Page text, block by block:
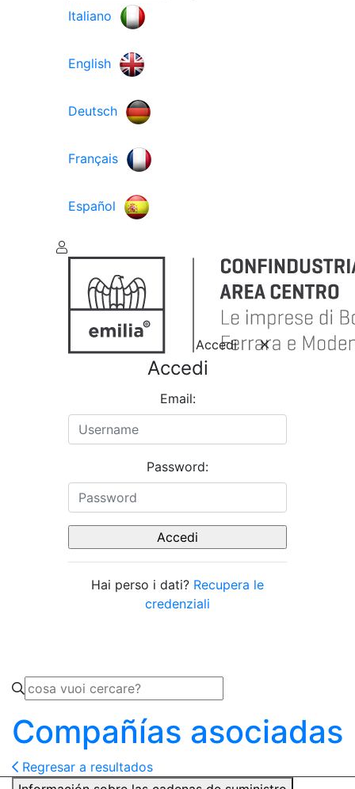
Italiano
English
Deutsch
Français
Español
Accedi
Accedi
Email:
Password:
Hai perso i dati? Recupera le
credenziali
Compañías asociadas
Regresar a resultados